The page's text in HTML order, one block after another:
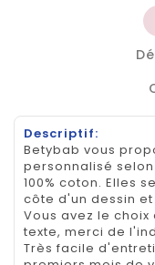
Descriptif:
Betybab vous
personnalisé
100% coton. Elles
côte d'un dessin
Vous avez le
texte, merci de
Très facile